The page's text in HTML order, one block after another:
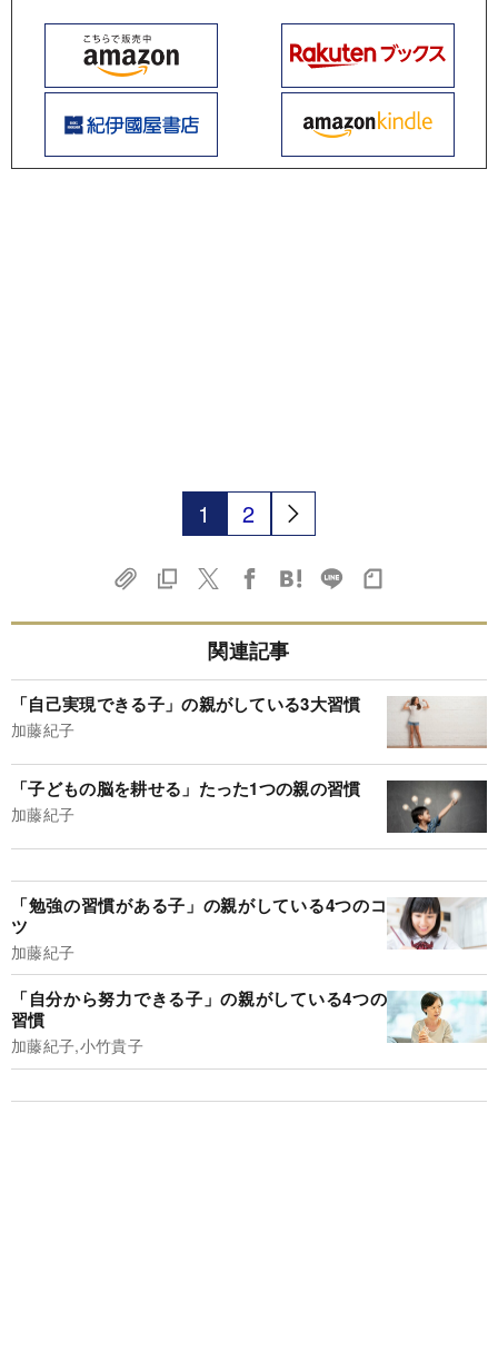
1 2
関連記事
「自己実現できる子」の親がしている3大習慣
加藤紀子
「子どもの脳を耕せる」たった1つの親の習慣
加藤紀子
「勉強の習慣がある子」の親がしている4つのコ
ツ
加藤紀子
「自分から努力できる子」の親がしている4つの
習慣
加藤紀子,小竹貴子